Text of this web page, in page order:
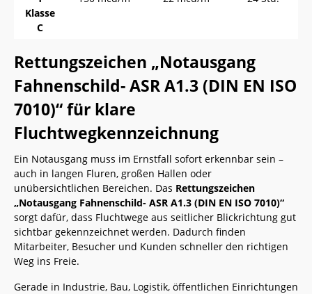
Klasse
C
Rettungszeichen „Notausgang
Fahnenschild- ASR A1.3 (DIN EN ISO
7010)“ für klare
Fluchtwegkennzeichnung
Ein Notausgang muss im Ernstfall sofort erkennbar sein –
auch in langen Fluren, großen Hallen oder
unübersichtlichen Bereichen. Das Rettungszeichen
„Notausgang Fahnenschild- ASR A1.3 (DIN EN ISO 7010)“
sorgt dafür, dass Fluchtwege aus seitlicher Blickrichtung gut
sichtbar gekennzeichnet werden. Dadurch finden
Mitarbeiter, Besucher und Kunden schneller den richtigen
Weg ins Freie.
Gerade in Industrie, Bau, Logistik, öffentlichen Einrichtungen